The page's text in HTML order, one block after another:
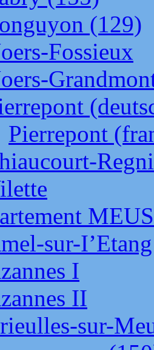
(129)
Fossieux
Pierrepont
sur-
I
II
sur-